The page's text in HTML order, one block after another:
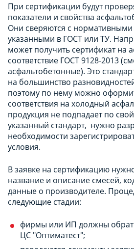
При сертификации будут
показатели и свойства
Они сверяются с
указанными в ГОСТ или ТУ.
может получить сертификат на
соответствие ГОСТ 9128-2013
асфальтобетонные). Это
на большинство
поэтому по нему можно
соответствия на холодный
продукция не подпадает по
указанный стандарт, нужно
необходимости
условия.
В заявке на сертификацию
название и описание смесей,
данные о производителе.
следующие стадии:
фирмы или ИП должны
ЦС "Оптиматест";